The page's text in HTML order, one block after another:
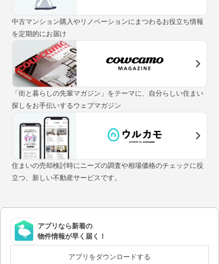
中古マンション購入やリノベーションにまつわるお役立ち情報
を定期的にお届け
「街と暮らしの先輩マガジン」をテーマに、自分らしい住まい
探しをお手伝いするウェブマガジン
住まいの売却検討時にニーズの調査や相場価格のチェックに役
立つ、新しい不動産サービスです。
アプリなら新着の
物件情報が早く届く！
アプリをダウンロードする